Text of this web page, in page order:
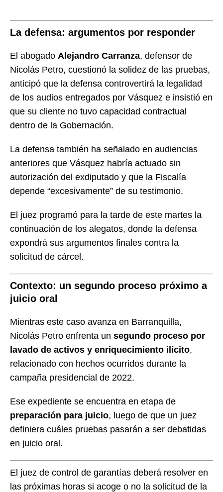
La defensa: argumentos por responder
El abogado Alejandro Carranza, defensor de
Nicolás Petro, cuestionó la solidez de las pruebas,
anticipó que la defensa controvertirá la legalidad
de los audios entregados por Vásquez e insistió en
que su cliente no tuvo capacidad contractual
dentro de la Gobernación.
La defensa también ha señalado en audiencias
anteriores que Vásquez habría actuado sin
autorización del exdiputado y que la Fiscalía
depende “excesivamente” de su testimonio.
El juez programó para la tarde de este martes la
continuación de los alegatos, donde la defensa
expondrá sus argumentos finales contra la
solicitud de cárcel.
Contexto: un segundo proceso próximo a
juicio oral
Mientras este caso avanza en Barranquilla,
Nicolás Petro enfrenta un segundo proceso por
lavado de activos y enriquecimiento ilícito,
relacionado con hechos ocurridos durante la
campaña presidencial de 2022.
Ese expediente se encuentra en etapa de
preparación para juicio, luego de que un juez
definiera cuáles pruebas pasarán a ser debatidas
en juicio oral.
El juez de control de garantías deberá resolver en
las próximas horas si acoge o no la solicitud de la